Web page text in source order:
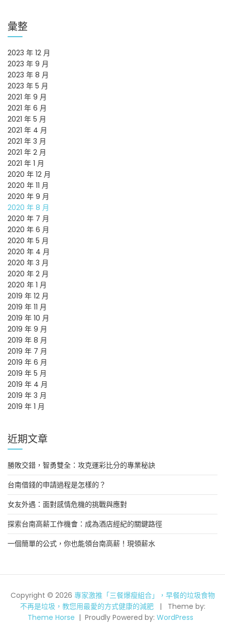
彙整
2023 年 12 月
2023 年 9 月
2023 年 8 月
2023 年 5 月
2021 年 9 月
2021 年 6 月
2021 年 5 月
2021 年 4 月
2021 年 3 月
2021 年 2 月
2021 年 1 月
2020 年 12 月
2020 年 11 月
2020 年 9 月
2020 年 8 月
2020 年 7 月
2020 年 6 月
2020 年 5 月
2020 年 4 月
2020 年 3 月
2020 年 2 月
2020 年 1 月
2019 年 12 月
2019 年 11 月
2019 年 10 月
2019 年 9 月
2019 年 8 月
2019 年 7 月
2019 年 6 月
2019 年 5 月
2019 年 4 月
2019 年 3 月
2019 年 1 月
近期文章
勝敗交錯，智勇雙全：攻克運彩比分的專業秘訣
台南借錢的申請過程是怎樣的？
女友外遇：面對感情危機的挑戰與應對
探索台南高薪工作機會：成為酒店經紀的關鍵路徑
一個簡單的公式，你也能領台南高薪！現領薪水
Copyright © 2026 專家激推「三餐爆瘦組合」，早餐的垃圾食物
不再是垃圾，教您用最愛的方式健康的減肥
Theme by:
Theme Horse
Proudly Powered by: WordPress